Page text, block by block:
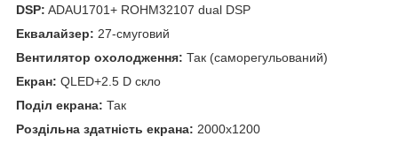
DSP: ADAU1701+ ROHM32107 dual DSP
Еквалайзер: 27-смуговий
Вентилятор охолодження: Так (саморегульований)
Екран: QLED+2.5 D скло
Поділ екрана: Так
Роздільна здатність екрана: 2000x1200